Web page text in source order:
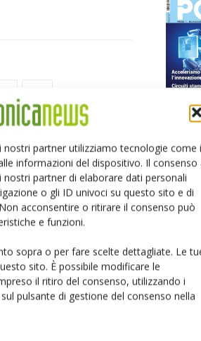
partner utilizziamo tecnologie come i
informazioni del dispositivo. Il consenso
partner di elaborare dati personali
o gli ID univoci su questo sito e di
acconsentire o ritirare il consenso può
e funzioni.
sopra o per fare scelte dettagliate. Le
sito. È possibile modificare le
il ritiro del consenso, utilizzando i
pulsante di gestione del consenso nella
e NVIDIA insieme sull’IA
Edicola